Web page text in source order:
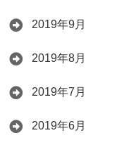
2019年9月
2019年8月
2019年7月
2019年6月